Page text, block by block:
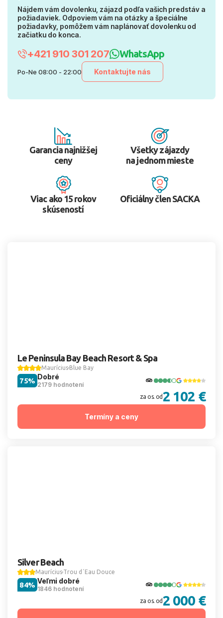
Nájdem vám dovolenku, zájazd podľa vašich predstáv a
požiadaviek. Odpoviem vám na otázky a špeciálne
požiadavky, pomôžem vám naplánovať dovolenku od
začiatku do konca.
+421 910 301 207 WhatsApp
Po-Ne 08:00 - 22:00 Kontaktujte nás
Garancia najnižšej
ceny
Všetky zájazdy
na jednom mieste
Viac ako 15 rokov
skúseností
Oficiálny člen SACKA
Le Peninsula Bay Beach Resort & Spa
Maurícius Blue Bay
Dobré
2179 hodnotení
75%
za os. od2 102 €
Termíny a ceny
Silver Beach
Maurícius Trou d´Eau Douce
Veľmi dobré
1846 hodnotení
84%
za os. od2 000 €